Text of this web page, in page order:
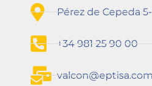
Pérez de Cepeda
+34 981 25 90 00
valcon@eptisa.com